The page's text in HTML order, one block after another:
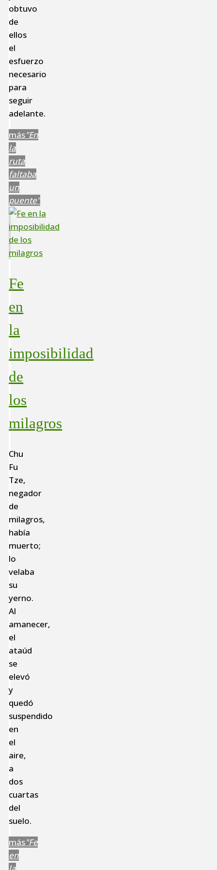
obtuvo
de
ellos
el
esfuerzo
necesario
para
seguir
adelante.
más"En
la
ruta
faltaba
un
puente"
Fe
en
la
imposibilidad
de
los
milagros
Chu
Fu
Tze,
negador
de
milagros,
había
muerto;
lo
velaba
su
yerno.
Al
amanecer,
el
ataúd
se
elevó
y
quedó
suspendido
en
el
aire,
a
dos
cuartas
del
suelo.
más"Fe
en